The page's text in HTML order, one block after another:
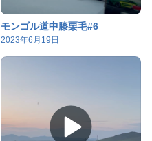
モンゴル道中膝栗毛#6
2023年6月19日